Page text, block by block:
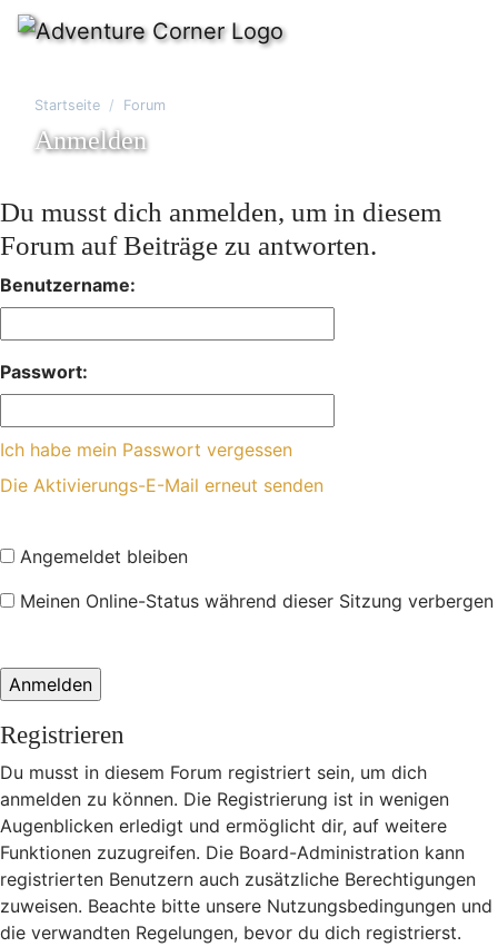
Startseite Forum
Anmelden
Du musst dich anmelden, um in diesem
Forum auf Beiträge zu antworten.
Benutzername:
Passwort:
Ich habe mein Passwort vergessen
Die Aktivierungs-E-Mail erneut senden
Angemeldet bleiben
Meinen Online-Status während dieser Sitzung verbergen
Registrieren
Du musst in diesem Forum registriert sein, um dich
anmelden zu können. Die Registrierung ist in wenigen
Augenblicken erledigt und ermöglicht dir, auf weitere
Funktionen zuzugreifen. Die Board-Administration kann
registrierten Benutzern auch zusätzliche Berechtigungen
zuweisen. Beachte bitte unsere Nutzungsbedingungen und
die verwandten Regelungen, bevor du dich registrierst.